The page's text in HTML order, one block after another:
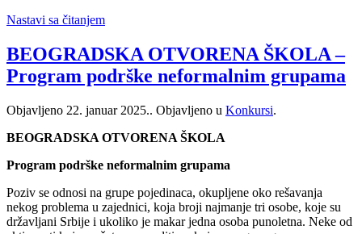
Nastavi sa čitanjem
BEOGRADSKA OTVORENA ŠKOLA –
Program podrške neformalnim grupama
Objavljeno 22. januar 2025.. Objavljeno u Konkursi.
BEOGRADSKA OTVORENA ŠKOLA
Program podrške neformalnim grupama
Poziv se odnosi na grupe pojedinaca, okupljene oko rešavanja
nekog problema u zajednici, koja broji najmanje tri osobe, koje su
državljani Srbije i ukoliko je makar jedna osoba punoletna. Neke od